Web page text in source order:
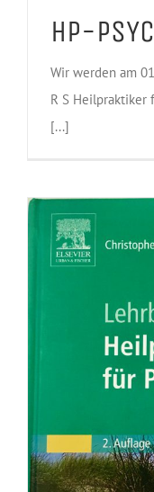
HP-
Wir werden am
R S Heilpraktiker
[...]